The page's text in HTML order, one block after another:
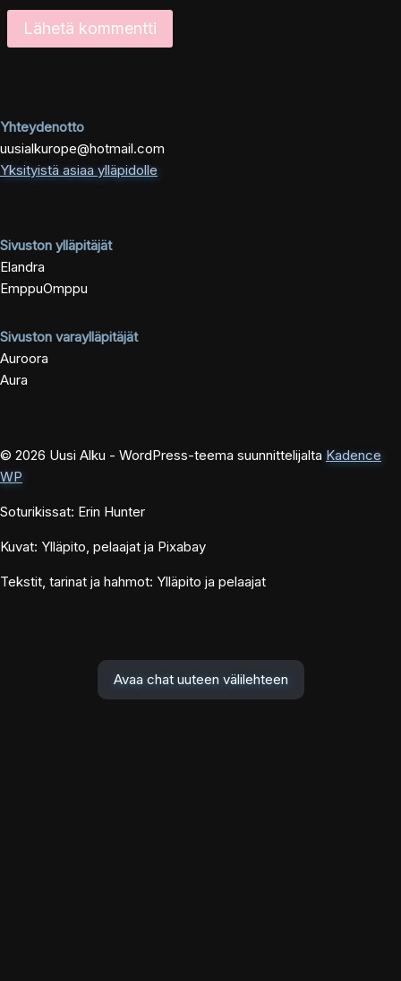
Yhteydenotto
uusialkurope@hotmail.com
Yksityistä asiaa ylläpidolle
Sivuston ylläpitäjät
Elandra
EmppuOmppu
Sivuston varaylläpitäjät
Auroora
Aura
© 2026 Uusi Alku - WordPress-teema suunnittelijalta Kadence
WP
Soturikissat: Erin Hunter
Kuvat: Ylläpito, pelaajat ja Pixabay
Tekstit, tarinat ja hahmot: Ylläpito ja pelaajat
Avaa chat uuteen välilehteen